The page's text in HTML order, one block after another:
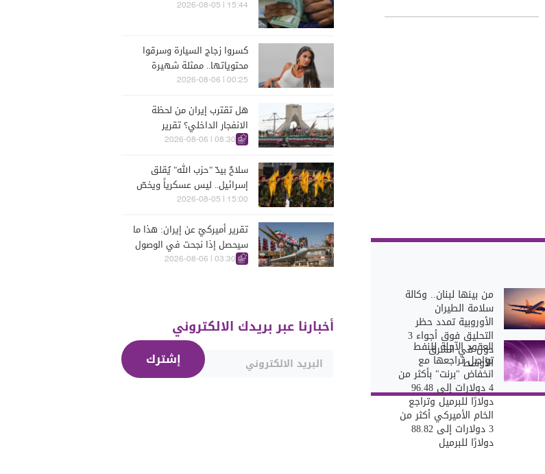
من بينها لبنان.. وكالة
سلامة الطيران
الأوروبية تمدد حظر
التحليق فوق أجواء 3
دول في الشرق
الأوسط
العقود الآجلة للنفط
تواصل تراجعها مع
انخفاض "برنت" بأكثر من
4 دولارات إلى 96.48
دولارًا للبرميل وتراجع
الخام الأميركي أكثر من
3 دولارات إلى 88.82
دولارًا للبرميل
15:44 | 2026-08-05
كسروا زجاج السيارة وسرقوا
محتوياتها.. ممثلة شهيرة
تتعرّض للسرقة في الرملة
00:25 | 2026-08-06
هل تقترب إيران من لحظة
الانفجار الداخلي؟ تقرير
اسرائيلي يكشف الكواليس
08:30 | 2026-08-06
سلاحٌ بيدّ "حزب الله" يُقلق
إسرائيل.. ليس عسكرياً ويخصّ
الجنوب
15:00 | 2026-08-05
تقرير أميركيّ عن إيران: هذا ما
سيحصل إذا نجحت في الوصول
إلى هذه الدولة الآسيويّة
03:30 | 2026-08-06
أخبارنا عبر بريدك الالكتروني
إشترك